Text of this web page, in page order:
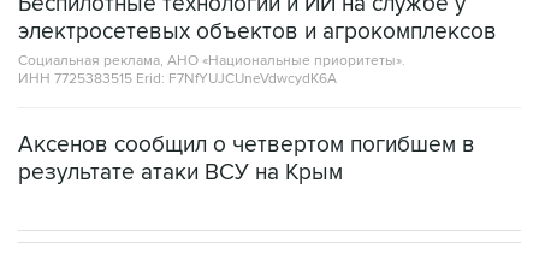
Социальная реклама, АНО «Национальные приоритеты».
ИНН 7725383515 Erid: F7NfYUJCUneVdwcydK6A
Аксенов сообщил о четвертом погибшем в